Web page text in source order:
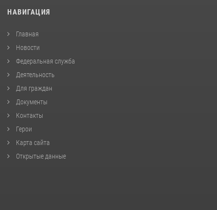
НАВИГАЦИЯ
Главная
Новости
Федеральная служба
Деятельность
Для граждан
Документы
Контакты
Герои
Карта сайта
Открытые данные